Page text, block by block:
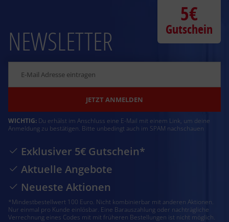
NEWSLETTER
JETZT ANMELDEN
WICHTIG: Du erhälst im Anschluss eine E-Mail mit einem Link, um deine
Anmeldung zu bestätigen. Bitte unbedingt auch im SPAM nachschauen
Exklusiver 5€ Gutschein*
Aktuelle Angebote
Neueste Aktionen
*Mindestbestellwert 100 Euro. Nicht kombinierbar mit anderen Aktionen.
Nur einmal pro Kunde einlösbar. Eine Barauszahlung oder nachträgliche
Verrechnung eines Codes mit mit früheren Bestellungen ist nicht möglich.
5€
Gutschein